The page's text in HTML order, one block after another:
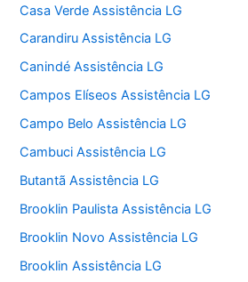
Casa Verde Assistência LG
Carandiru Assistência LG
Canindé Assistência LG
Campos Elíseos Assistência LG
Campo Belo Assistência LG
Cambuci Assistência LG
Butantã Assistência LG
Brooklin Paulista Assistência LG
Brooklin Novo Assistência LG
Brooklin Assistência LG